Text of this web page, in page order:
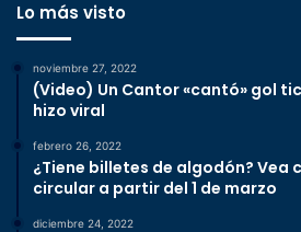
Lo más visto
noviembre 27, 2022
(Video) Un Cantor «cantó» gol
hizo viral
febrero 26, 2022
¿Tiene billetes de algodón? Vea
circular a partir del 1 de marzo
diciembre 24, 2022